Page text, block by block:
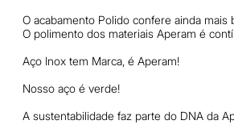
O acabamento Polido confere ainda mais
O polimento dos materiais Aperam é
Aço Inox tem Marca, é Aperam!
Nosso aço é verde!
A sustentabilidade faz parte do DNA da